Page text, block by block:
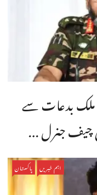
ملک بدعات سے
چیف جنرل ...
اہم خبریں پاکستان